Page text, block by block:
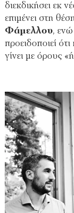
διεκδικήσει εκ
επιμένει στη
Φάμελλου,
προειδοποιεί
γίνει με όρους